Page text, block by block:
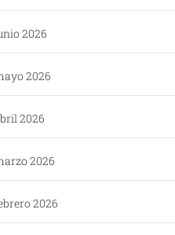
2026
2026
2026
2026
2026